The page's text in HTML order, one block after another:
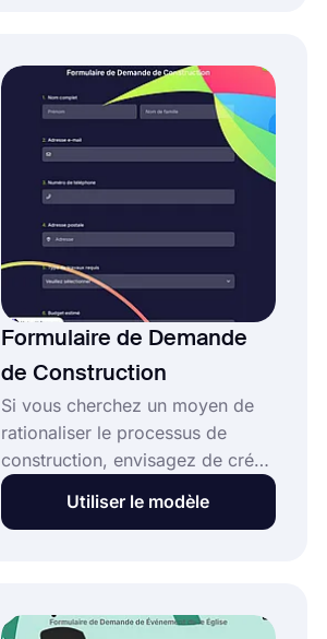
maintenant en utilisant le modèle
de formulaire de boîte à
suggestions pour les employés!
Formulaire de Demande
de Construction
Si vous cherchez un moyen de
rationaliser le processus de
construction, envisagez de créer
un formulaire de demande de
construction. Le but de ce
pour que votre projet de
Utiliser le modèle